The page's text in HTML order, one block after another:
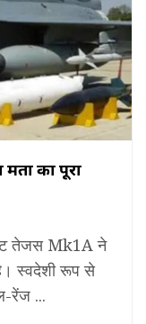
का पूरा
तेजस Mk1A ने
स्वदेशी रूप से
रेंज ...